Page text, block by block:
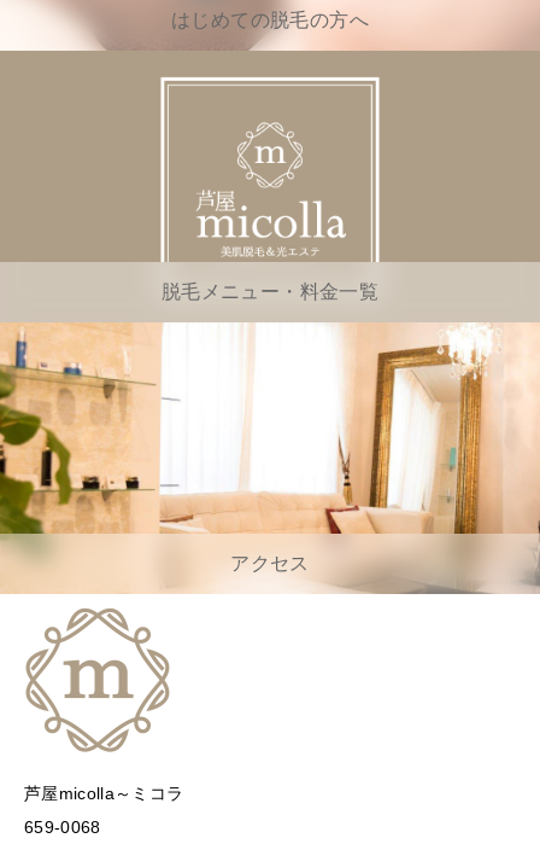
はじめての脱毛の方へ
脱毛メニュー・料金一覧
アクセス
芦屋micolla～ミコラ
659-0068